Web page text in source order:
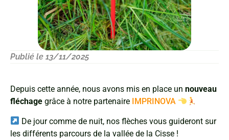
Publié le 13/11/2025
Depuis cette année, nous avons mis en place un nouveau
fléchage grâce à notre partenaire IMPRINOVA
De jour comme de nuit, nos flèches vous guideront sur
les différents parcours de la vallée de la Cisse !